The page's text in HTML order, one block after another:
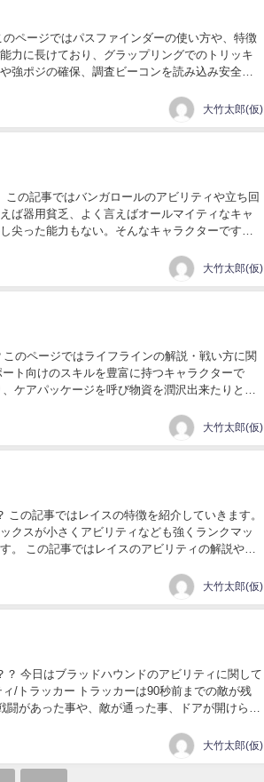
ページではパスファインダーの使い方や、特徴
力に長けており、グラップリングでのトリッキ
強ポジの確保、調査ビーコンを読み込み安全地
大竹太郎(仮)
の記事ではバンガロールのアビリティや立ち回
ば器用貧乏、よく言えばオールマイティなキャ
尖った能力もない。そんなキャラクターです。
大竹太郎(仮)
のページではライフラインの解説・戦い方に関
ト向けのスキルを豊富に持つキャラクターで
ケアパッケージを呼び物資を潤沢出来たりと頼
大竹太郎(仮)
の記事ではレイスの特徴を紹介していきます。
クスが小さくアビリティなども強くランクマッ
。 この記事ではレイスのアビリティの解説や使
大竹太郎(仮)
今日はブラッドハウンドのアビリティに関して
/トラッカー トラッカーは90秒前までの敵が残
があった事や、敵が通った事、ドアが開けられ
大竹太郎(仮)